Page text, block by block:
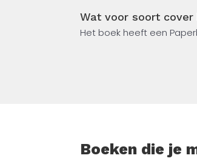
Wat voor soort cover
Het boek heeft een
Boeken die je